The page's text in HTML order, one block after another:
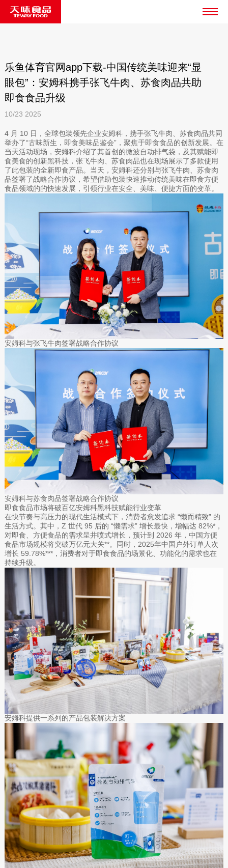
乐鱼体育官网app下载-中国传统美味迎来“显
眼包”：安姆科携手张飞牛肉、苏食肉品共助
即食食品升级
10/23 2025
4 月 10 日，全球包装领先企业安姆科，携手张飞牛肉、苏食肉品共同
举办了“古味新生，即食美味品鉴会”，聚焦于即食食品的创新发展。在
当天活动现场，安姆科介绍了其首创的微波自动排气袋，及其赋能即
食美食的创新黑科技，张飞牛肉、苏食肉品也在现场展示了多款使用
了此包装的全新即食产品。当天，安姆科还分别与张飞牛肉、苏食肉
品签署了战略合作协议，希望借助包装快速推动传统美味在即食方便
食品领域的的快速发展，引领行业在安全、美味、便捷方面的变革。
安姆科与张飞牛肉签署战略合作协议
安姆科与苏食肉品签署战略合作协议
即食食品市场将破百亿安姆科黑科技赋能行业变革
在快节奏与高压力的现代生活模式下，消费者愈发追求 “懒而精致” 的
生活方式。其中，Z 世代 95 后的 “懒需求” 增长最快，增幅达 82%*，
对即食、方便食品的需求呈井喷式增长，预计到 2026 年，中国方便
食品市场规模将突破万亿元大关**。同时，2025年中国户外订单人次
增长 59.78%***，消费者对于即食食品的场景化、功能化的需求也在
持续升级。
安姆科提供一系列的产品包装解决方案